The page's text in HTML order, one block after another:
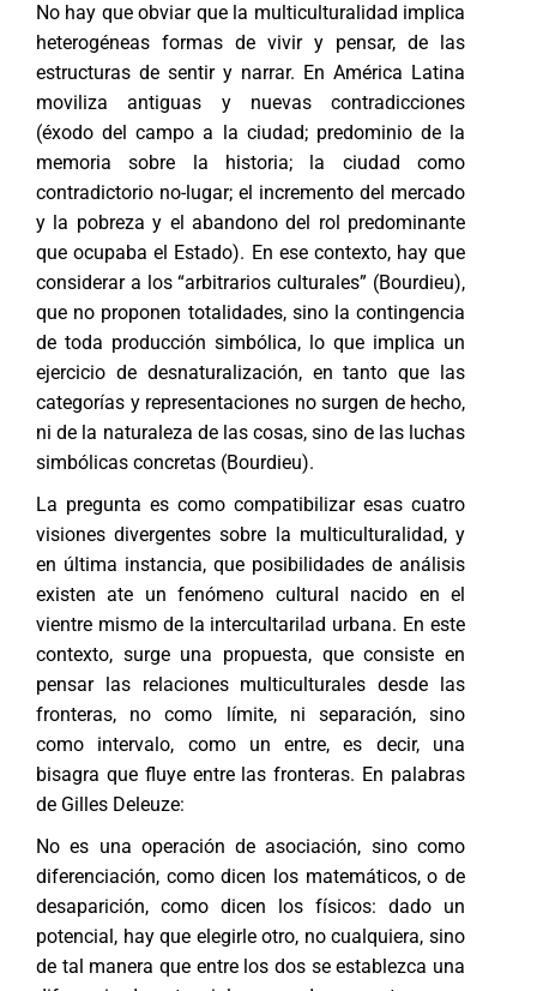
No hay que obviar que la multiculturalidad implica
heterogéneas formas de vivir y pensar, de las
estructuras de sentir y narrar. En América Latina
moviliza antiguas y nuevas contradicciones
(éxodo del campo a la ciudad; predominio de la
memoria sobre la historia; la ciudad como
contradictorio no-lugar; el incremento del mercado
y la pobreza y el abandono del rol predominante
que ocupaba el Estado). En ese contexto, hay que
considerar a los “arbitrarios culturales” (Bourdieu),
que no proponen totalidades, sino la contingencia
de toda producción simbólica, lo que implica un
ejercicio de desnaturalización, en tanto que las
categorías y representaciones no surgen de hecho,
ni de la naturaleza de las cosas, sino de las luchas
simbólicas concretas (Bourdieu).
La pregunta es como compatibilizar esas cuatro
visiones divergentes sobre la multiculturalidad, y
en última instancia, que posibilidades de análisis
existen ate un fenómeno cultural nacido en el
vientre mismo de la intercultarilad urbana. En este
contexto, surge una propuesta, que consiste en
pensar las relaciones multiculturales desde las
fronteras, no como límite, ni separación, sino
como intervalo, como un entre, es decir, una
bisagra que fluye entre las fronteras. En palabras
de Gilles Deleuze:
No es una operación de asociación, sino como
diferenciación, como dicen los matemáticos, o de
desaparición, como dicen los físicos: dado un
potencial, hay que elegirle otro, no cualquiera, sino
de tal manera que entre los dos se establezca una